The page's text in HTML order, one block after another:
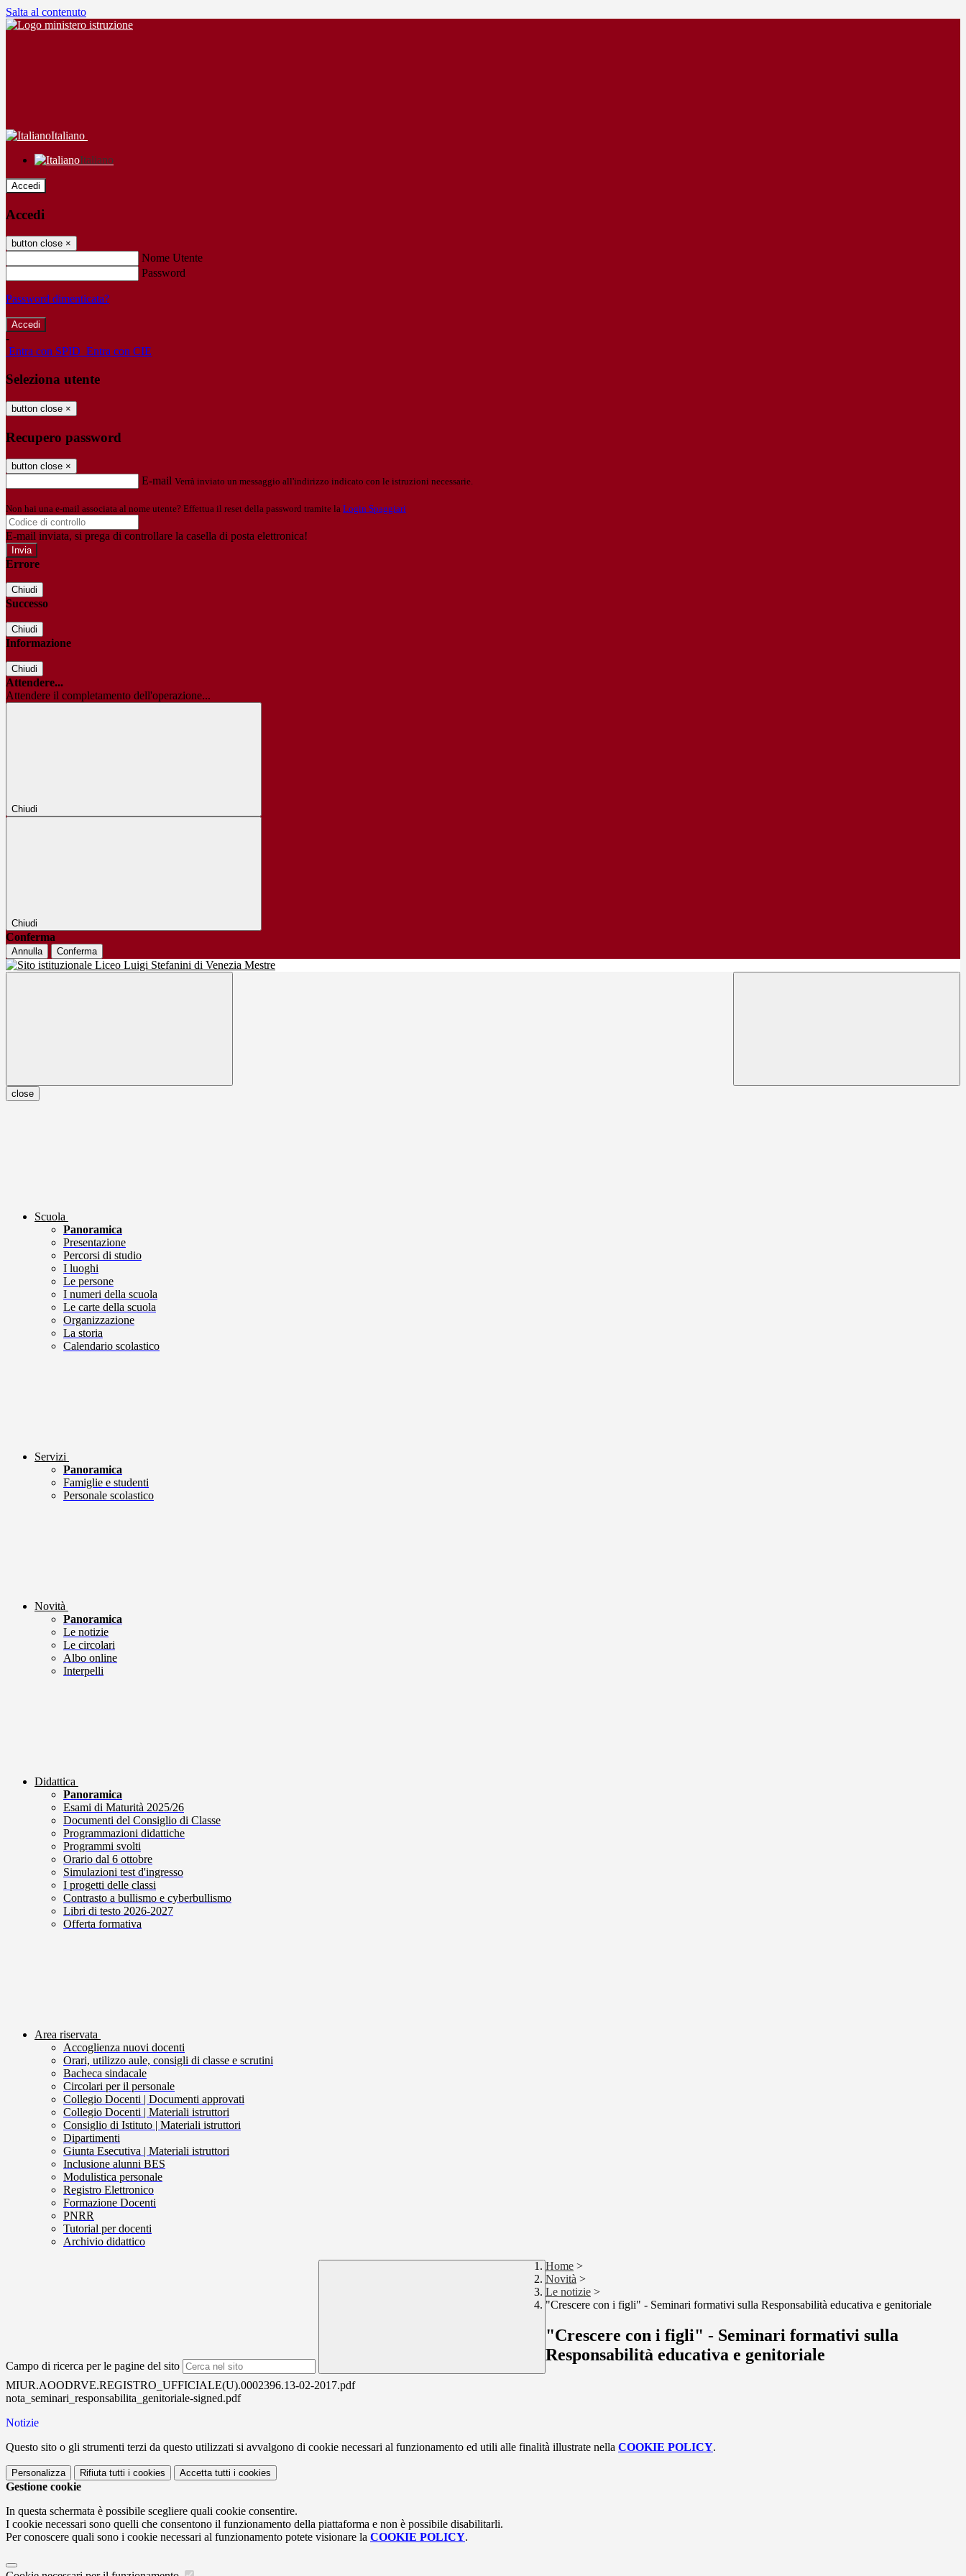
Salta al contenuto
Italiano
Italiano
Accedi
Accedi
button close ×
Nome Utente
Password
Password dimenticata?
-
Entra con SPID Entra con CIE
Seleziona utente
button close ×
Recupero password
button close ×
E-mail Verrà inviato un messaggio all'indirizzo indicato con le istruzioni necessarie.
Non hai una e-mail associata al nome utente? Effettua il reset della password tramite la Login Spaggiari
E-mail inviata, si prega di controllare la casella di posta elettronica!
Errore
Chiudi
Successo
Chiudi
Informazione
Chiudi
Attendere...
Attendere il completamento dell'operazione...
Chiudi
Chiudi
Conferma
Annulla Conferma
close
Scuola
Panoramica
Presentazione
Percorsi di studio
I luoghi
Le persone
I numeri della scuola
Le carte della scuola
Organizzazione
La storia
Calendario scolastico
Servizi
Panoramica
Famiglie e studenti
Personale scolastico
Novità
Panoramica
Le notizie
Le circolari
Albo online
Interpelli
Didattica
Panoramica
Esami di Maturità 2025/26
Documenti del Consiglio di Classe
Programmazioni didattiche
Programmi svolti
Orario dal 6 ottobre
Simulazioni test d'ingresso
I progetti delle classi
Contrasto a bullismo e cyberbullismo
Libri di testo 2026-2027
Offerta formativa
Area riservata
Accoglienza nuovi docenti
Orari, utilizzo aule, consigli di classe e scrutini
Bacheca sindacale
Circolari per il personale
Collegio Docenti | Documenti approvati
Collegio Docenti | Materiali istruttori
Consiglio di Istituto | Materiali istruttori
Dipartimenti
Giunta Esecutiva | Materiali istruttori
Inclusione alunni BES
Modulistica personale
Registro Elettronico
Formazione Docenti
PNRR
Tutorial per docenti
Archivio didattico
Campo di ricerca per le pagine del sito
Home >
Novità >
Le notizie >
"Crescere con i figli" - Seminari formativi sulla Responsabilità educativa e genitoriale
"Crescere con i figli" - Seminari formativi sulla
Responsabilità educativa e genitoriale
MIUR.AOODRVE.REGISTRO_UFFICIALE(U).0002396.13-02-2017.pdf
nota_seminari_responsabilita_genitoriale-signed.pdf
Notizie
Questo sito o gli strumenti terzi da questo utilizzati si avvalgono di cookie necessari al funzionamento ed utili alle finalità illustrate nella COOKIE POLICY.
Personalizza Rifiuta tutti i cookies Accetta tutti i cookies
Gestione cookie
In questa schermata è possibile scegliere quali cookie consentire.
I cookie necessari sono quelli che consentono il funzionamento della piattaforma e non è possibile disabilitarli.
Per conoscere quali sono i cookie necessari al funzionamento potete visionare la COOKIE POLICY.